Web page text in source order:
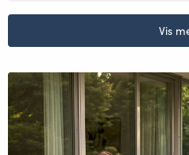
Vis